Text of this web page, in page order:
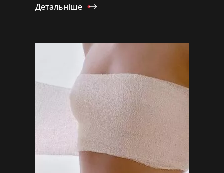
Детальніше